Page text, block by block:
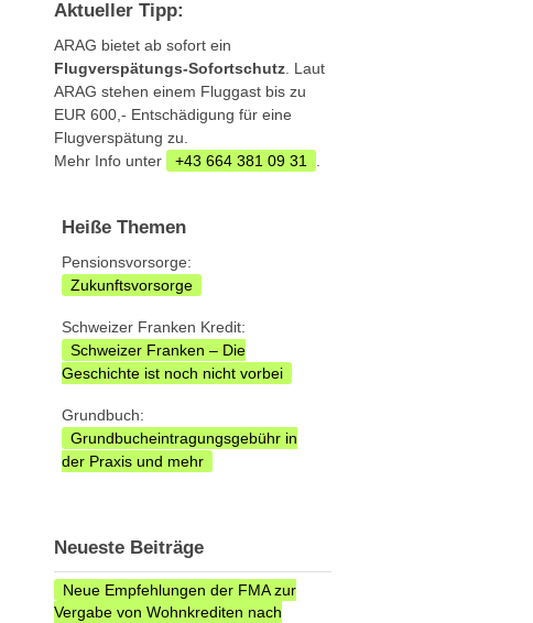
Aktueller Tipp:
ARAG bietet ab sofort ein
Flugverspätungs-Sofortschutz . Laut
ARAG stehen einem Fluggast bis zu
EUR 600,- Entschädigung für eine
Flugverspätung zu.
Mehr Info unter
+43 664 381 09 31
Heiße Themen
Pensionsvorsorge:
Zukunftsvorsorge
Schweizer Franken Kredit:
Schweizer Franken – Die
Geschichte ist noch nicht vorbei
Grundbuch:
Grundbucheintragungsgebühr in
der Praxis und mehr
Neueste Beiträge
Neue Empfehlungen der FMA zur
Vergabe von Wohnkrediten nach